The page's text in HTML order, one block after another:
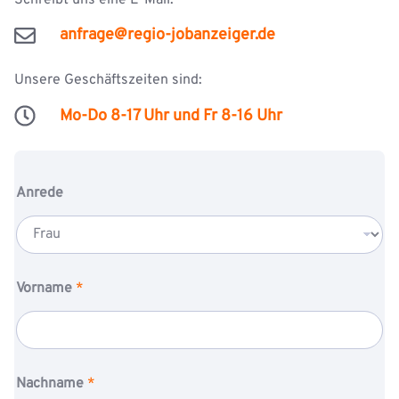
Anrede
a
o
u
T
e
Vorname *
Nachname *
anfrage@regio-jobanzeiger.de
Unsere Geschäftszeiten sind:
Mo-Do 8-17 Uhr und Fr 8-16 Uhr